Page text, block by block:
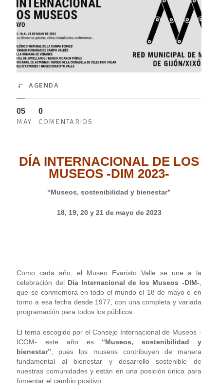
AGENDA
05
MAY
0
COMENTARIOS
DÍA INTERNACIONAL DE LOS
MUSEOS -DIM 2023-
“Museos, sostenibilidad y bienestar”
18, 19, 20 y 21 de mayo de 2023
Como cada año, el Museo Evaristo Valle se une a la
celebración del Día Internacional de los Museos -DIM-,
que se conmemora en todo el mundo el 18 de mayo o en
torno a esa fecha desde 1977, con una completa y variada
programación para todos los públicos.
El tema escogido por el Consejo Internacional de Museos -
ICOM- este año es “Museos, sostenibilidad y
bienestar” , pues los museos contribuyen de manera
fundamental al bienestar y desarrollo sostenible de
nuestras comunidades y están en una posición única para
fomentar el cambio positivo.